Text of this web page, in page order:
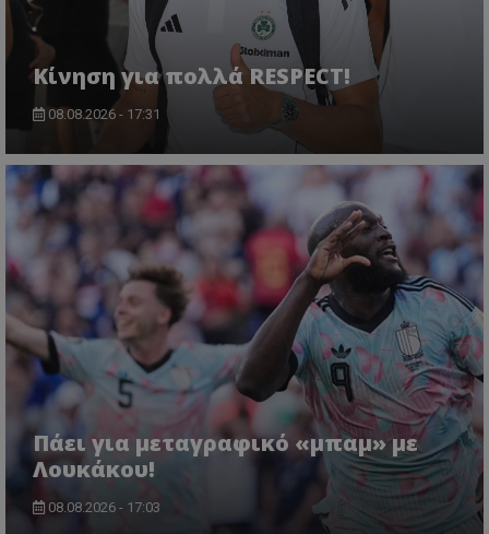
Κίνηση για πολλά RESPECT!
08.08.2026 - 17:31
Πάει για μεταγραφικό «μπαμ» με
Λουκάκου!
08.08.2026 - 17:03